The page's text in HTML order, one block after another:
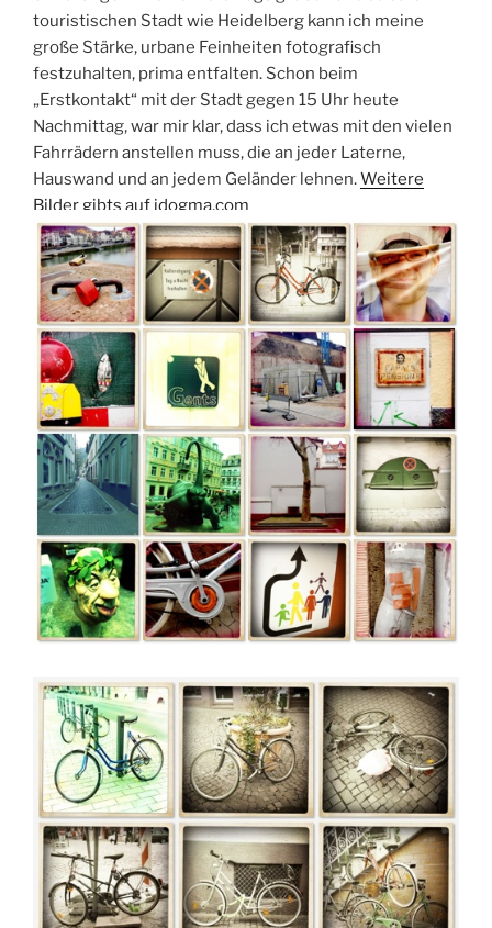
touristischen Stadt wie Heidelberg kann ich meine
große Stärke, urbane Feinheiten fotografisch
festzuhalten, prima entfalten. Schon beim
„Erstkontakt“ mit der Stadt gegen 15 Uhr heute
Nachmittag, war mir klar, dass ich etwas mit den vielen
Fahrrädern anstellen muss, die an jeder Laterne,
Hauswand und an jedem Geländer lehnen.Weitere
Bilder gibts auf idogma.com